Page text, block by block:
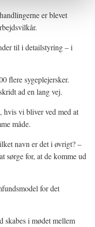
er blevet
til i detailstyring – i
flere sygeplejersker.
ad en lang vej.
hvis vi bliver ved med at
måde.
navn er det i øvrigt? –
sørge for, at de komme ud
for det
i mødet mellem